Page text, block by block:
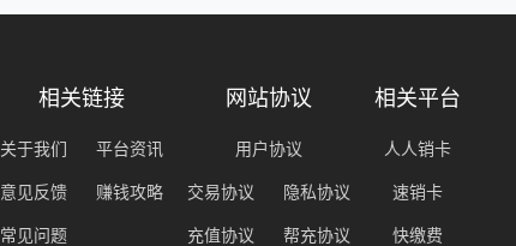
相关链接
关于我们 平台资讯
意见反馈 赚钱攻略
常见问题
网站协议
用户协议
交易协议 隐私协议
充值协议 帮充协议
相关平台
人人销卡
速销卡
快缴费